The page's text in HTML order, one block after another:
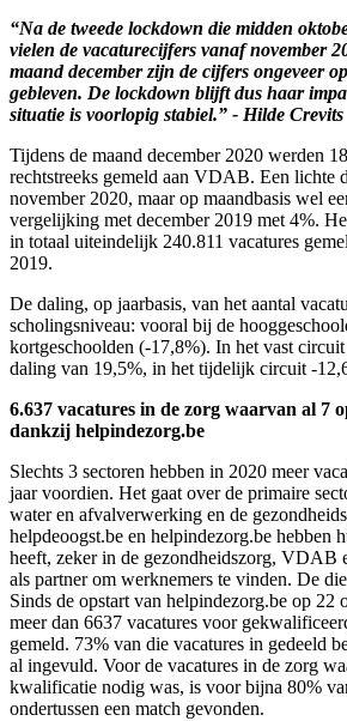
“Na de tweede lockdown die midden
vielen de vacaturecijfers vanaf november
maand december zijn de cijfers ongeveer
gebleven. De lockdown blijft dus haar
situatie is voorlopig stabiel.” - Hilde Crevits
Tijdens de maand december 2020 werden
rechtstreeks gemeld aan VDAB. Een lichte
november 2020, maar op maandbasis wel
vergelijking met december 2019 met 4%.
in totaal uiteindelijk 240.811 vacatures
2019.
De daling, op jaarbasis, van het aantal
scholingsniveau: vooral bij de
kortgeschoolden (-17,8%). In het vast
daling van 19,5%, in het tijdelijk circuit -
6.637 vacatures in de zorg waarvan al 7
dankzij helpindezorg.be
Slechts 3 sectoren hebben in 2020 meer
jaar voordien. Het gaat over de primaire
water en afvalverwerking en de
helpdeoogst.be en helpindezorg.be hebben
heeft, zeker in de gezondheidszorg, VDAB
als partner om werknemers te vinden. De
Sinds de opstart van helpindezorg.be op 22
meer dan 6637 vacatures voor
gemeld. 73% van die vacatures in gedeeld
al ingevuld. Voor de vacatures in de zorg
kwalificatie nodig was, is voor bijna 80%
ondertussen een match gevonden.